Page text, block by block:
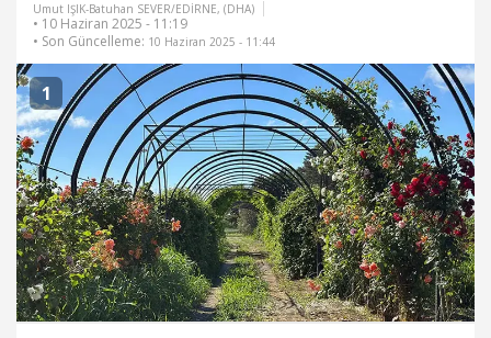
Umut IŞIK-Batuhan SEVER/EDİRNE, (DHA)
• 10 Haziran 2025 - 11:19
• Son Güncelleme: 10 Haziran 2025 - 11:44
1